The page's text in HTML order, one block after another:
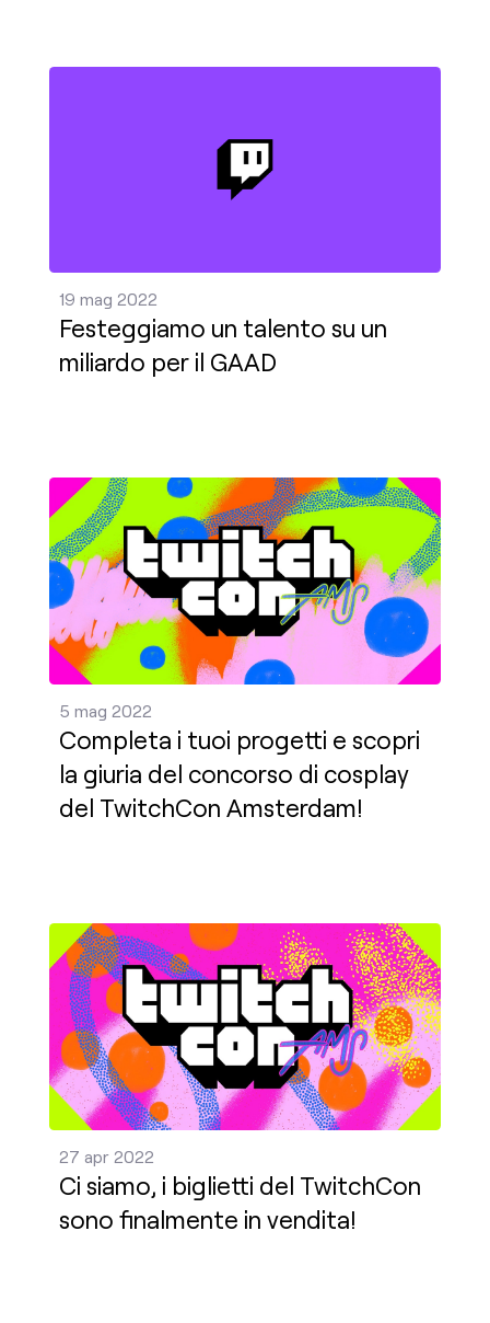
19 mag 2022
Festeggiamo un talento su un
miliardo per il GAAD
5 mag 2022
Completa i tuoi progetti e scopri
la giuria del concorso di cosplay
del TwitchCon Amsterdam!
Completa i tuoi progetti e scopri la giuria del
27 apr 2022
Ci siamo, i biglietti del TwitchCon
sono finalmente in vendita!
Ci siamo, i biglietti del TwitchCon sono